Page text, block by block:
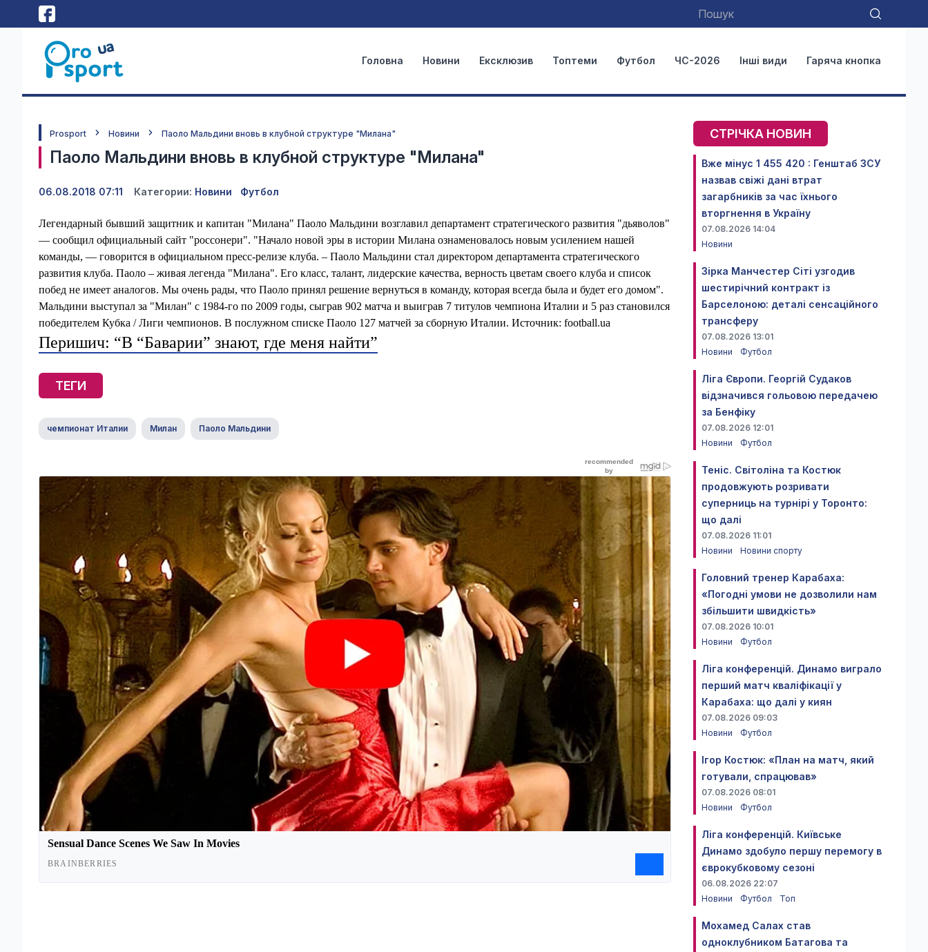
Головна Новини Ексклюзив Топтеми Футбол ЧС-2026 Інші види Гаряча кнопка
Prosport Новини Паоло Мальдини вновь в клубной структуре "Милана"
Паоло Мальдини вновь в клубной структуре "Милана"
06.08.2018 07:11 Категории: Новини Футбол
Легендарный бывший защитник и капитан "Милана" Паоло Мальдини возглавил департамент стратегического развития "дьяволов"
— сообщил официальный сайт "россонери". "Начало новой эры в истории Милана ознаменовалось новым усилением нашей
команды, — говорится в официальном пресс-релизе клуба. – Паоло Мальдини стал директором департамента стратегического
развития клуба. Паоло – живая легенда "Милана". Его класс, талант, лидерские качества, верность цветам своего клуба и список
побед не имеет аналогов. Мы очень рады, что Паоло принял решение вернуться в команду, которая всегда была и будет его домом".
Мальдини выступал за "Милан" с 1984-го по 2009 годы, сыграв 902 матча и выиграв 7 титулов чемпиона Италии и 5 раз становился
победителем Кубка / Лиги чемпионов. В послужном списке Паоло 127 матчей за сборную Италии. Источник: football.ua
Перишич: “В “Баварии” знают, где меня найти”
ТЕГИ
чемпионат Италии Милан Паоло Мальдини
СТРІЧКА НОВИН
Вже мінус 1 455 420 : Генштаб ЗСУ
назвав свіжі дані втрат
загарбників за час їхнього
вторгнення в Україну
07.08.2026 14:04
Новини
Зірка Манчестер Сіті узгодив
шестирічний контракт із
Барселоною: деталі сенсаційного
трансферу
07.08.2026 13:01
Новини
Футбол
Ліга Європи. Георгій Судаков
відзначився гольовою передачею
за Бенфіку
07.08.2026 12:01
Новини
Футбол
Теніс. Світоліна та Костюк
продовжують розривати
суперниць на турнірі у Торонто:
що далі
07.08.2026 11:01
Новини
Новини спорту
Головний тренер Карабаха:
«Погодні умови не дозволили нам
збільшити швидкість»
07.08.2026 10:01
Новини
Футбол
Ліга конференцій. Динамо виграло
перший матч кваліфікації у
Карабаха: що далі у киян
07.08.2026 09:03
Новини
Футбол
Ігор Костюк: «План на матч, який
готували, спрацював»
07.08.2026 08:01
Новини
Футбол
Ліга конференцій. Київське
Динамо здобуло першу перемогу в
єврокубковому сезоні
06.08.2026 22:07
Новини
Футбол Топ
Мохамед Салах став
одноклубником Батагова та